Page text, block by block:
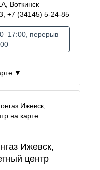
▼
Воткинск
+7 (34145) 5-24-85
перерыв
Ижевск,
центр